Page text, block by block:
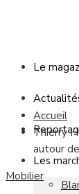
Le
Les
Accueil
Thierry
autour
Mobilier